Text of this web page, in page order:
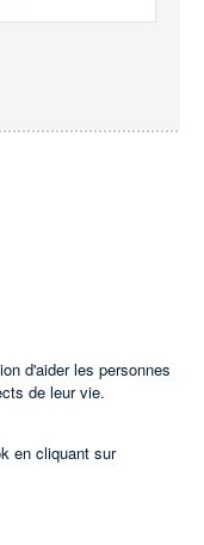
d'aider les personnes
de leur vie.
en cliquant sur